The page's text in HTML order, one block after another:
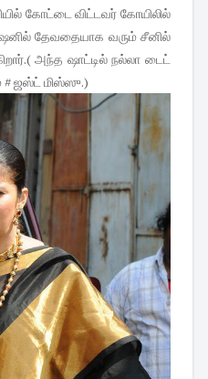
கோட்டை விட்டவர் கோயிலில்
தேவதையாக வரும் சீனில்
அந்த ஷாட்டில் நல்லா டைட்
ஜஸ்ட் மிஸ்ஸு.)